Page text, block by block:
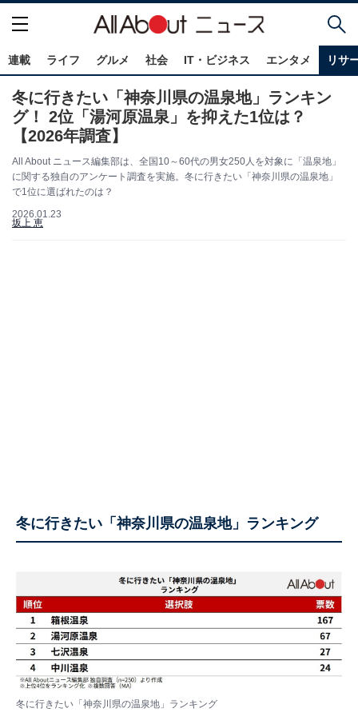
連載 ライフ グルメ 社会 IT・ビジネス エンタメ リサ
冬に行きたい「神奈川県の温泉地」ランキン
グ！ 2位「湯河原温泉」を抑えた1位は？
【2026年調査】
All About ニュース編集部は、全国10～60代の男女250人を対象に「温泉地」
に関する独自のアンケート調査を実施。冬に行きたい「神奈川県の温泉地」
で1位に選ばれたのは？
2026.01.23
坂上 恵
冬に行きたい「神奈川県の温泉地」ランキング
冬に行きたい「神奈川県の温泉地」ランキング